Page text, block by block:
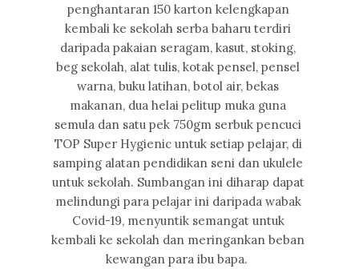
penghantaran 150 karton kelengkapan
kembali ke sekolah serba baharu terdiri
daripada pakaian seragam, kasut, stoking,
beg sekolah, alat tulis, kotak pensel, pensel
warna, buku latihan, botol air, bekas
makanan, dua helai pelitup muka guna
semula dan satu pek 750gm serbuk pencuci
TOP Super Hygienic untuk setiap pelajar, di
samping alatan pendidikan seni dan ukulele
untuk sekolah. Sumbangan ini diharap dapat
melindungi para pelajar ini daripada wabak
Covid-19, menyuntik semangat untuk
kembali ke sekolah dan meringankan beban
kewangan para ibu bapa.